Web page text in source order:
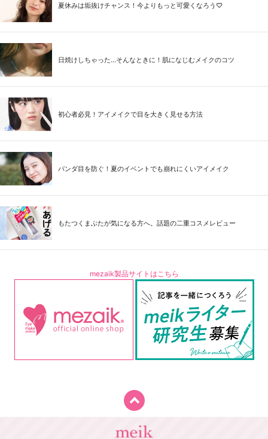
夏休みは垢抜けチャンス！今よりもっと可愛くなろう♡
日焼けしちゃった...そんなときに！肌になじむメイクのコツ
初心者必見！アイメイクで目を大きく見せる方法
パンダ目を防ぐ！夏のイベントでも崩れにくいアイメイク
もたつくまぶたが気になる方へ。話題の二重コスメレビュー
mezaik製品サイトはこちら